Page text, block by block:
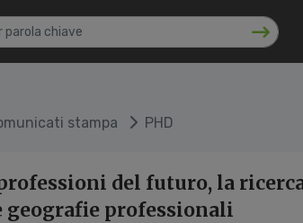
stampa PHD
del futuro, la
geografie professionali